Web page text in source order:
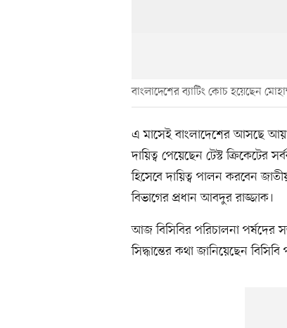
বাংলাদেশের ব্যাটিং কোচ হয়েছেন
এ মাসেই বাংলাদেশের আসছে
দায়িত্ব পেয়েছেন টেস্ট ক্রিকেটের
হিসেবে দায়িত্ব পালন করবেন
বিভাগের প্রধান আবদুর রাজ্জাক।
আজ বিসিবির পরিচালনা পর্ষদের
সিদ্ধান্তের কথা জানিয়েছেন